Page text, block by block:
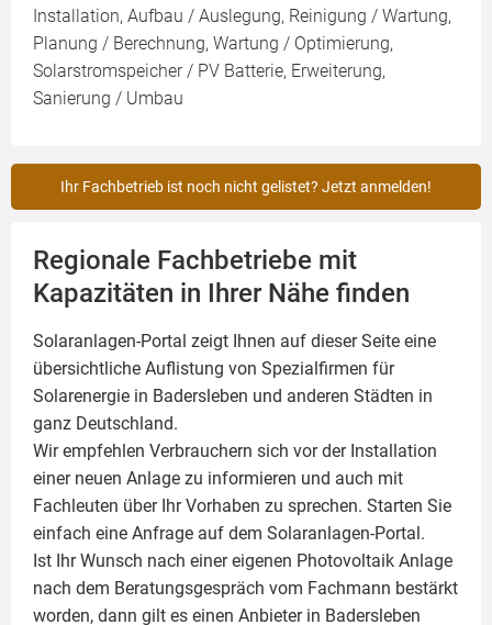
Installation, Aufbau / Auslegung, Reinigung / Wartung,
Planung / Berechnung, Wartung / Optimierung,
Solarstromspeicher / PV Batterie, Erweiterung,
Sanierung / Umbau
Ihr Fachbetrieb ist noch nicht gelistet? Jetzt anmelden!
Regionale Fachbetriebe mit
Kapazitäten in Ihrer Nähe finden
Solaranlagen-Portal zeigt Ihnen auf dieser Seite eine
übersichtliche Auflistung von Spezialfirmen für
Solarenergie in Badersleben und anderen Städten in
ganz Deutschland.
Wir empfehlen Verbrauchern sich vor der Installation
einer neuen Anlage zu informieren und auch mit
Fachleuten über Ihr Vorhaben zu sprechen. Starten Sie
einfach eine Anfrage auf dem Solaranlagen-Portal.
Ist Ihr Wunsch nach einer eigenen Photovoltaik Anlage
nach dem Beratungsgespräch vom Fachmann bestärkt
worden, dann gilt es einen Anbieter in Badersleben